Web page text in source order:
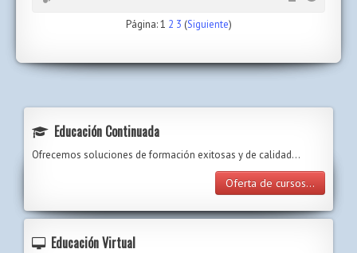
Página:1 2 3 (Siguiente)
Educación Continuada
Ofrecemos soluciones de formación exitosas y de calidad...
Oferta de cursos...
Educación Virtual